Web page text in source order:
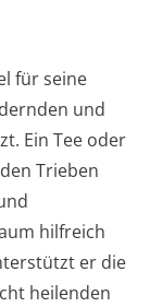
für seine
und
Ein Tee oder
Trieben
hilfreich
er die
heilenden